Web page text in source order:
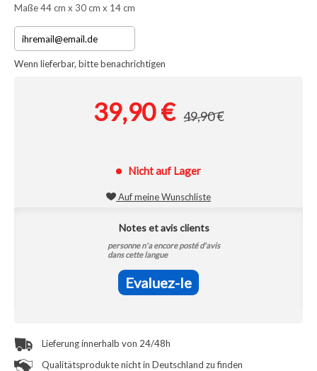
Maße 44 cm x 30 cm x 14 cm
Wenn lieferbar, bitte benachrichtigen
39,90 € 49,90 €
Nicht auf Lager
Auf meine Wunschliste
Notes et avis clients
personne n'a encore posté d'avis
dans cette langue
Evaluez-le
Lieferung innerhalb von 24/48h
Qualitätsprodukte nicht in Deutschland zu finden